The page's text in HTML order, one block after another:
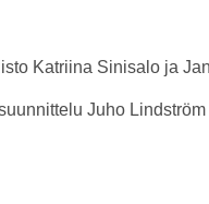
Katriina Sinisalo ja
Juho Lindström